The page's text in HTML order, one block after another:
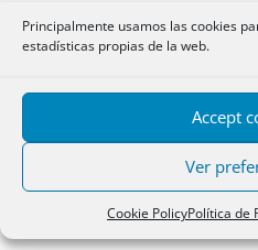
Principalmente usamos las cookies
estadísticas propias de la web.
Accept
Ver
Cookie PolicyPolítica de
Respuestas creadas
Participaciones
Favoritos
Debates favoritos del
foro
¡Vaya, no hay debates aquí!